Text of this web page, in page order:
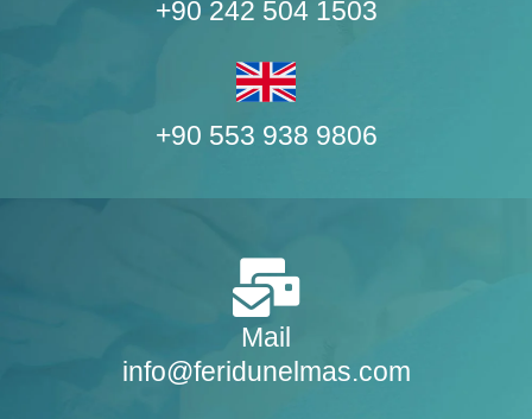
+90 242 504 1503
+90 553 938 9806
Mail
info@feridunelmas.com